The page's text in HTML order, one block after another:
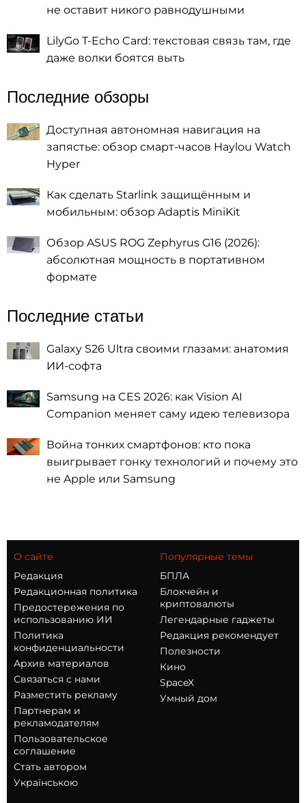
не оставит никого равнодушными
LilyGo T-Echo Card: текстовая связь там, где
даже волки боятся выть
Последние обзоры
Доступная автономная навигация на
запястье: обзор смарт-часов Haylou Watch
Hyper
Как сделать Starlink защищённым и
мобильным: обзор Adaptis MiniKit
Обзор ASUS ROG Zephyrus G16 (2026):
абсолютная мощность в портативном
формате
Последние статьи
Galaxy S26 Ultra своими глазами: анатомия
ИИ-софта
Samsung на CES 2026: как Vision AI
Companion меняет саму идею телевизора
Война тонких смартфонов: кто пока
выигрывает гонку технологий и почему это
не Apple или Samsung
О сайте
Редакция
Редакционная политика
Предостережения по
использованию ИИ
Политика
конфиденциальности
Архив материалов
Связаться с нами
Разместить рекламу
Партнерам и
рекламодателям
Пользовательское
соглашение
Стать автором
Українською
Популярные темы
БПЛА
Блокчейн и
криптовалюты
Легендарные гаджеты
Редакция рекомендует
Полезности
Кино
SpaceX
Умный дом